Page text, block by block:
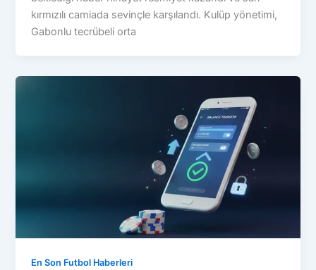
kırmızılı camiada sevinçle karşılandı. Kulüp yönetimi,
Gabonlu tecrübeli orta
En Son Futbol Haberleri